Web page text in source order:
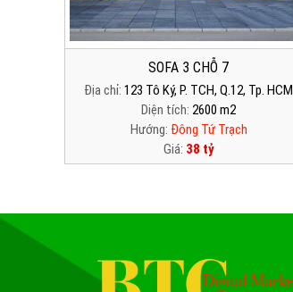
SOFA 3 CHỖ 7
Địa chỉ: 123 Tô Ký, P. TCH, Q.12, Tp. HCM
Diện tích: 2600 m2
Hướng: Đông Tứ Trạch
Giá: 38 tỷ